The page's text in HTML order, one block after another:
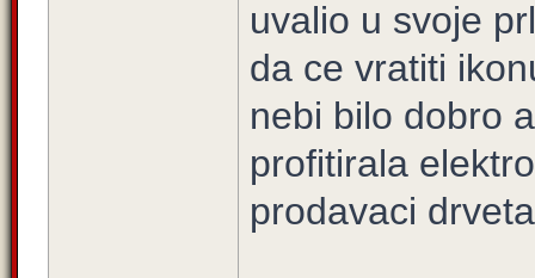
uvalio u svoje
da ce vratiti
nebi bilo dobro
profitirala
prodavaci